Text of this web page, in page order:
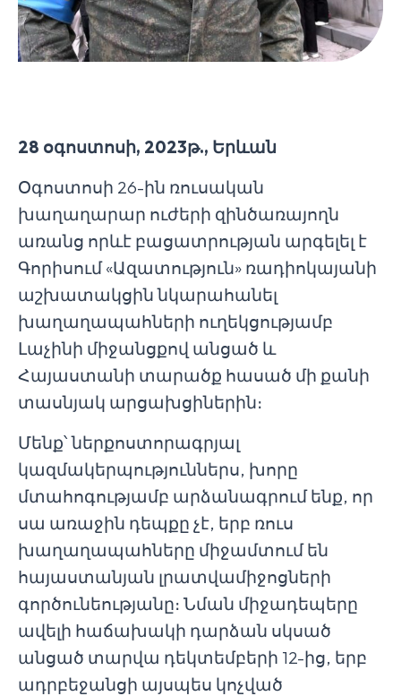
28 օգոստոսի, 2023թ., Երևան
Օգոստոսի 26-ին ռուսական
խաղաղարար ուժերի զինծառայողն
առանց որևէ բացատրության արգելել է
Գորիսում «Ազատություն» ռադիոկայանի
աշխատակցին նկարահանել
խաղաղապահների ուղեկցությամբ
Լաչինի միջանցքով անցած և
Հայաստանի տարածք հասած մի քանի
տասնյակ արցախցիներին։
Մենք՝ ներքոստորագրյալ
կազմակերպություններս, խորը
մտահոգությամբ արձանագրում ենք, որ
սա առաջին դեպքը չէ, երբ ռուս
խաղաղապահները միջամտում են
հայաստանյան լրատվամիջոցների
գործունեությանը։ Նման միջադեպերը
ավելի հաճախակի դարձան սկսած
անցած տարվա դեկտեմբերի 12-ից, երբ
ադրբեջանցի այսպես կոչված